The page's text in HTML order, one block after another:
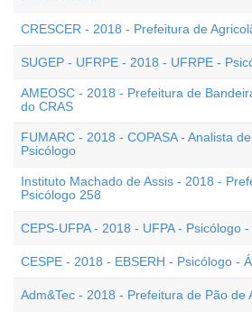
CRESCER - 2018 - Prefeitura de
SUGEP - UFRPE - 2018 - UFRPE -
AMEOSC - 2018 - Prefeitura de
do CRAS
FUMARC - 2018 - COPASA - Analista
Psicólogo
Instituto Machado de Assis - 2018 -
Psicólogo 258
CEPS-UFPA - 2018 - UFPA - Psicólogo
CESPE - 2018 - EBSERH - Psicólogo -
Adm&Tec - 2018 - Prefeitura de Pão de